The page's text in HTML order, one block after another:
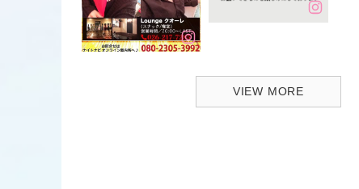
VIEW MORE